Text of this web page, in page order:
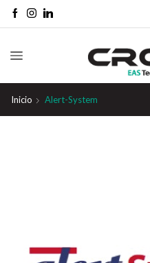
Inicio Alert-System